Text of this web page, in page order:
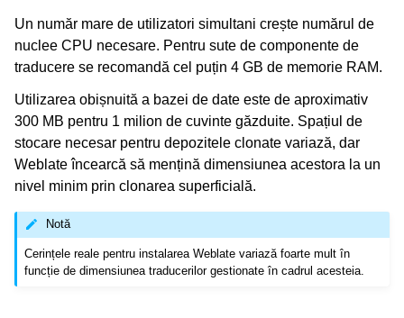
navigation of Formate de fișiere acceptate
navigation of Instrucțiuni de configurare
Un număr mare de utilizatori simultani crește numărul de
nuclee CPU necesare. Pentru sute de componente de
traducere se recomandă cel puțin 4 GB de memorie RAM.
Utilizarea obișnuită a bazei de date este de aproximativ
300 MB pentru 1 milion de cuvinte găzduite. Spațiul de
stocare necesar pentru depozitele clonate variază, dar
Weblate încearcă să mențină dimensiunea acestora la un
nivel minim prin clonarea superficială.
Notă
Cerințele reale pentru instalarea Weblate variază foarte mult în
funcție de dimensiunea traducerilor gestionate în cadrul acesteia.